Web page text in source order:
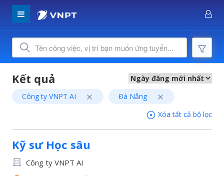
Công ty VNPT AI
Đà Nẵng
Xóa tất cả bộ lọc
Kỹ sư Học sâu
Công ty VNPT AI